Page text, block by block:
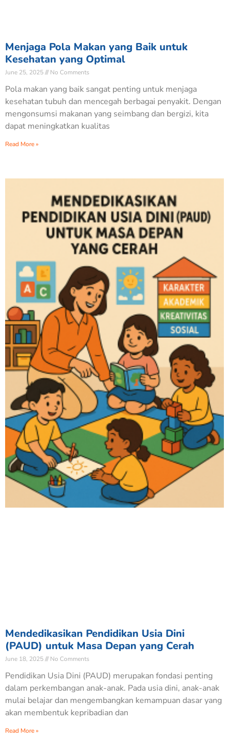
Menjaga Pola Makan yang Baik untuk
Kesehatan yang Optimal
June 25, 2025 No Comments
Pola makan yang baik sangat penting untuk menjaga
kesehatan tubuh dan mencegah berbagai penyakit. Dengan
mengonsumsi makanan yang seimbang dan bergizi, kita
dapat meningkatkan kualitas
Read More »
Mendedikasikan Pendidikan Usia Dini
(PAUD) untuk Masa Depan yang Cerah
June 18, 2025 No Comments
Pendidikan Usia Dini (PAUD) merupakan fondasi penting
dalam perkembangan anak-anak. Pada usia dini, anak-anak
mulai belajar dan mengembangkan kemampuan dasar yang
akan membentuk kepribadian dan
Read More »